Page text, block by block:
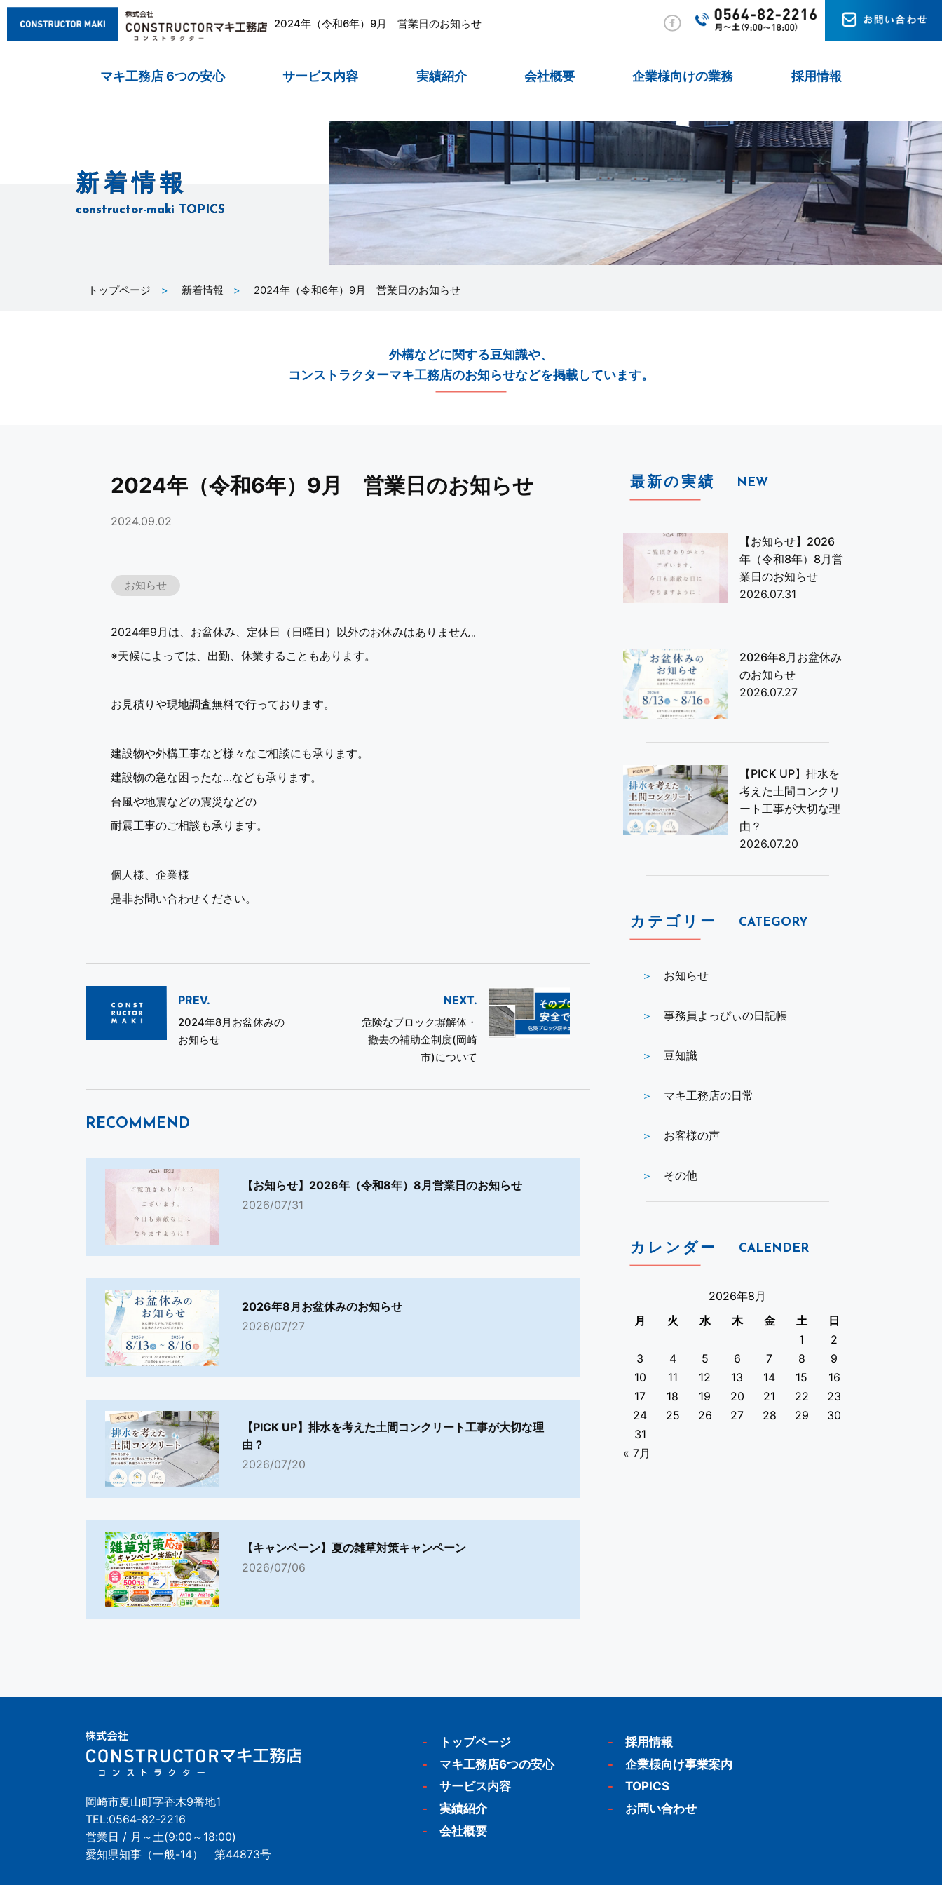
2024年（令和6年）9月 営業日のお知らせ
マキ工務店 6つの安心 サービス内容 実績紹介 会社概要 企業様向けの業務 採用情報
新着情報
constructor-maki TOPICS
トップページ 新着情報 2024年（令和6年）9月 営業日のお知らせ
外構などに関する豆知識や、
コンストラクターマキ工務店のお知らせなどを掲載しています。
2024年（令和6年）9月 営業日のお知らせ
2024.09.02
お知らせ
2024年9月は、お盆休み、定休日（日曜日）以外のお休みはありません。
※天候によっては、出勤、休業することもあります。
お見積りや現地調査無料で行っております。
建設物や外構工事など様々なご相談にも承ります。
建設物の急な困ったな…なども承ります。
台風や地震などの震災などの
耐震工事のご相談も承ります。
個人様、企業様
是非お問い合わせください。
PREV.
2024年8月お盆休みの
お知らせ
NEXT.
危険なブロック塀解体・
撤去の補助金制度(岡崎
市)について
RECOMMEND
【お知らせ】2026年（令和8年）8月営業日のお知らせ
2026/07/31
2026年8月お盆休みのお知らせ
2026/07/27
【PICK UP】排水を考えた土間コンクリート工事が大切な理
由？
2026/07/20
【キャンペーン】夏の雑草対策キャンペーン
2026/07/06
最新の実績 NEW
【お知らせ】2026
年（令和8年）8月営
業日のお知らせ
2026.07.31
2026年8月お盆休み
のお知らせ
2026.07.27
【PICK UP】排水を
考えた土間コンクリ
ート工事が大切な理
由？
2026.07.20
カテゴリー CATEGORY
お知らせ
事務員よっぴぃの日記帳
豆知識
マキ工務店の日常
お客様の声
その他
カレンダー CALENDER
2026年8月
月
火 水 木 金 土
日
1
2
3
4 5 6 7 8
9
10
11 12 13 14 15
16
17
18 19 20 21 22
23
24
25 26 27 28 29
30
31
« 7月
岡崎市夏山町字香木9番地1
TEL:0564-82-2216
営業日 / 月～土(9:00～18:00)
愛知県知事（一般-14） 第44873号
-
トップページ
-
マキ工務店6つの安心
-
サービス内容
-
実績紹介
-
会社概要
-
採用情報
-
企業様向け事業案内
-
TOPICS
-
お問い合わせ